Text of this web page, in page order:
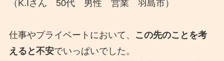
（K.Iさん 50代 男性 営業 羽島市）
仕事やプライベートにおいて、
この先のことを考
えると不安でいっぱいでした。